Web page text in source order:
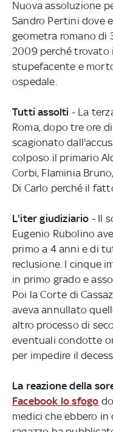
Nuova assoluzione
Sandro Pertini dove
geometra romano di
2009 perché trovato
stupefacente e
ospedale.
Tutti assolti - La
Roma, dopo tre ore
scagionato
colposo il primario
Corbi, Flaminia
Di Carlo perché il
L'iter giudiziario - Il
Eugenio Rubolino
primo a 4 anni e di
reclusione. I cinque
in primo grado e
Poi la Corte di
aveva annullato
altro processo di
eventuali condotte
per impedire il
La reazione della
Facebook lo sfogo
medici che ebbero in